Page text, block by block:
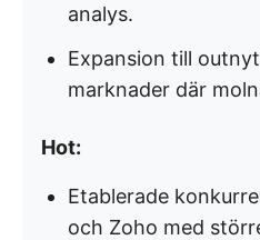
analys.
Expansion till
marknader där
Hot:
Etablerade
och Zoho med